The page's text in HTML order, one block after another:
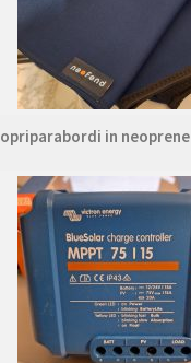
in neoprene